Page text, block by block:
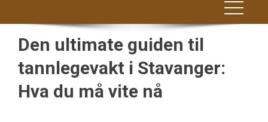
Den ultimate guiden til
tannlegevakt i Stavanger:
Hva du må vite nå